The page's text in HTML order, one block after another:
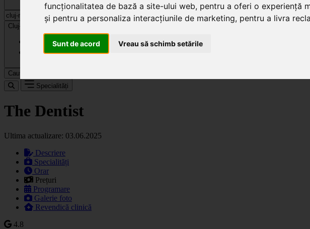
funcționalitatea de bază a site-ului web, pentru a oferi o experiență
și pentru a personaliza interacțiunile de marketing, pentru a livra
Sunt de acord Vreau să schimb setările
Cluj-Napoca
Caută
Specialități
The Dentist
Ultima actualizare: 03.06.2025
Descriere
Specialități
Orar
Prețuri
Programare
Galerie foto
Revendică clinică
4.8